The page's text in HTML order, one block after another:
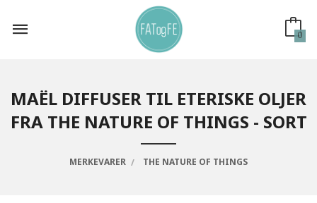
innholdet
0
MAËL DIFFUSER TIL ETERISKE OLJER
FRA THE NATURE OF THINGS - SORT
MERKEVARER THE NATURE OF THINGS